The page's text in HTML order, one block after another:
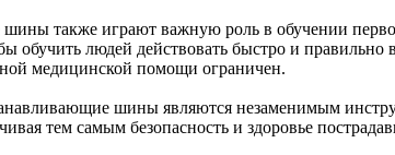
также играют важную роль в обучении
людей действовать быстро и правильно
медицинской помощи ограничен.
шины являются незаменимым
тем самым безопасность и здоровье